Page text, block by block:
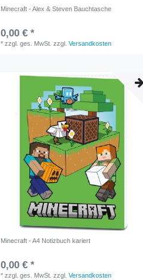
Minecraft - Alex & Steven Bauchtasche
0,00 € *
*zzgl. ges. MwSt. zzgl.Versandkosten
Minecraft - A4 Notizbuch kariert
0,00 € *
*zzgl. ges. MwSt. zzgl.Versandkosten